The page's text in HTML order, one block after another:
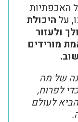
עלהיכולת
ולעזור
מורידים
של מה
לפרוח,
לעולם